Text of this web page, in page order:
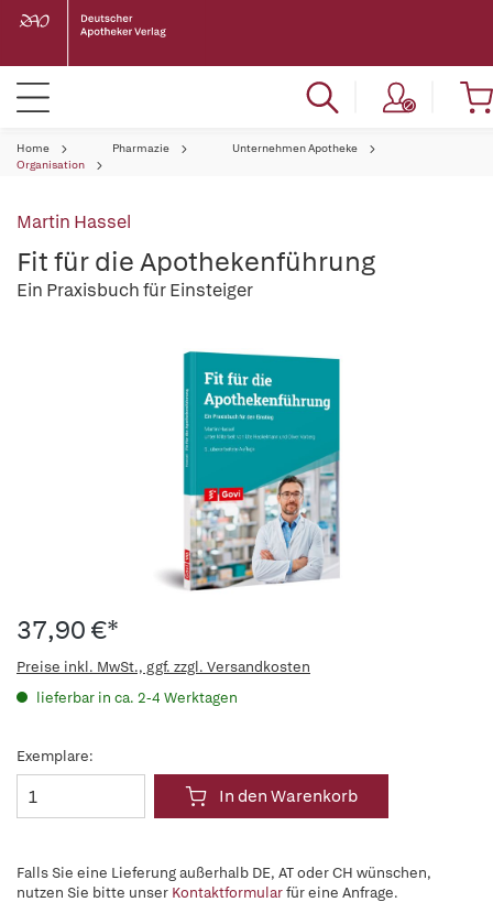
Home Pharmazie
Unternehmen Apotheke
Organisation
Martin Hassel
Fit für die Apothekenführung
Ein Praxisbuch für Einsteiger
37,90 €*
Preise inkl. MwSt., ggf. zzgl. Versandkosten
lieferbar in ca. 2-4 Werktagen
Exemplare:
In den Warenkorb
Falls Sie eine Lieferung außerhalb DE, AT oder CH wünschen,
nutzen Sie bitte unser Kontaktformularfür eine Anfrage.